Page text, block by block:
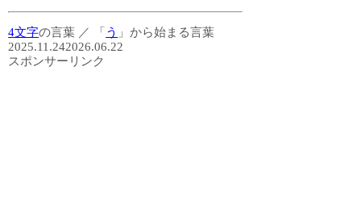
4文字の言葉 ／ 「 う 」から始まる言葉
2025.11.242026.06.22
スポンサーリンク